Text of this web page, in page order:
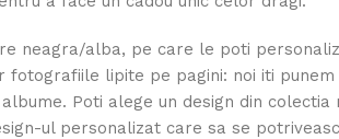
neagra/alba, pe care le poti
lipite pe pagini: noi iti
Poti alege un design din
ul personalizat care sa se